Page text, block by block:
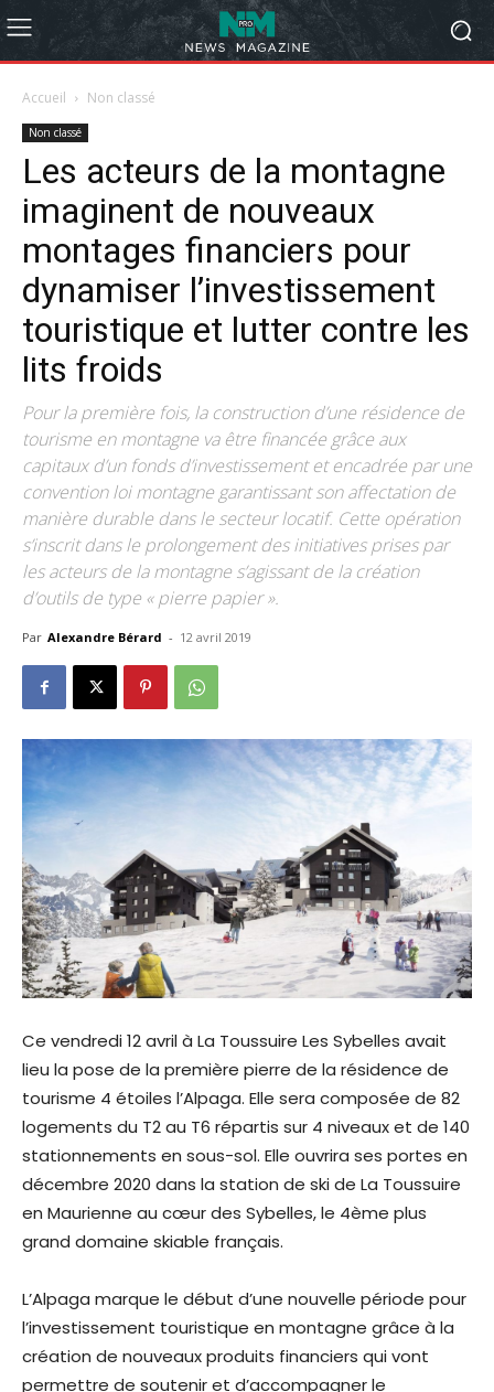
Accueil Non classé
Non classé
Les acteurs de la montagne
imaginent de nouveaux
montages financiers pour
dynamiser l’investissement
touristique et lutter contre les
lits froids
Pour la première fois, la construction d’une résidence de
tourisme en montagne va être financée grâce aux
capitaux d’un fonds d’investissement et encadrée par une
convention loi montagne garantissant son affectation de
manière durable dans le secteur locatif. Cette opération
s’inscrit dans le prolongement des initiatives prises par
les acteurs de la montagne s’agissant de la création
d’outils de type « pierre papier ».
Par Alexandre Bérard - 12 avril 2019
Ce vendredi 12 avril à La Toussuire Les Sybelles avait
lieu la pose de la première pierre de la résidence de
tourisme 4 étoiles l’Alpaga. Elle sera composée de 82
logements du T2 au T6 répartis sur 4 niveaux et de 140
stationnements en sous-sol. Elle ouvrira ses portes en
décembre 2020 dans la station de ski de La Toussuire
en Maurienne au cœur des Sybelles, le 4ème plus
grand domaine skiable français.
L’Alpaga marque le début d’une nouvelle période pour
l’investissement touristique en montagne grâce à la
création de nouveaux produits financiers qui vont
permettre de soutenir et d’accompagner le